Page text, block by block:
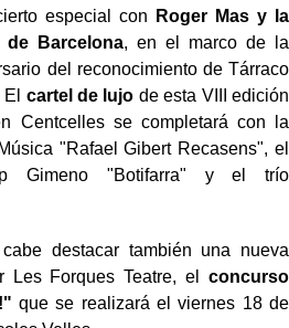
especial con
Roger Mas y la
de Barcelona, en el marco de la
del reconocimiento de Tárraco
cartel de lujo de esta VIII edición
Centcelles se completará con la
"Rafael Gibert Recasens", el
Gimeno "Botifarra" y el trío
destacar también una nueva
Les Forques Teatre, el
concurso
que se realizará el viernes 18 de